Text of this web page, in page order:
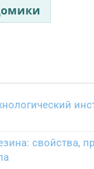
свойства,